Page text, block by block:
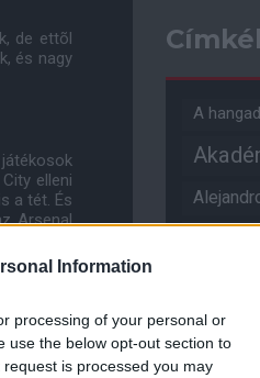
Information
processing of your personal or
use the below opt-out section to
is processed you may
de ettõl
és nagy
elleni
a tét. És
Arsenal
ötödik-
A
Amad
Andreas
Angol